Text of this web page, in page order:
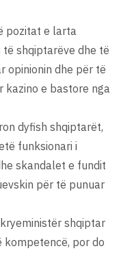
pozitat e larta
shqiptarëve dhe të
opinionin dhe për të
kazino e bastore nga
dyfish shqiptarët,
funksionari i
skandalet e fundit
për të punuar
shqiptar
kompetencë, por do